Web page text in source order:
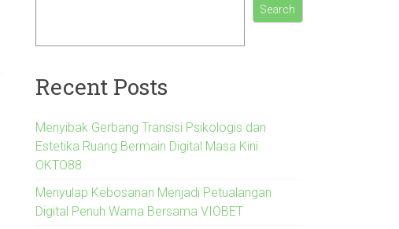
Search
Recent Posts
Menyibak Gerbang Transisi Psikologis dan
Estetika Ruang Bermain Digital Masa Kini
OKTO88
Menyulap Kebosanan Menjadi Petualangan
Digital Penuh Warna Bersama VIOBET